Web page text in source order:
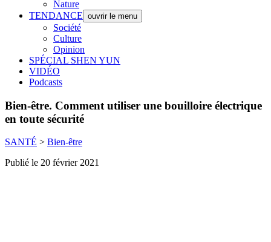
Nature
TENDANCE ouvrir le menu
Société
Culture
Opinion
SPÉCIAL SHEN YUN
VIDÉO
Podcasts
Bien-être. Comment utiliser une bouilloire électrique
en toute sécurité
SANTÉ > Bien-être
Publié le 20 février 2021